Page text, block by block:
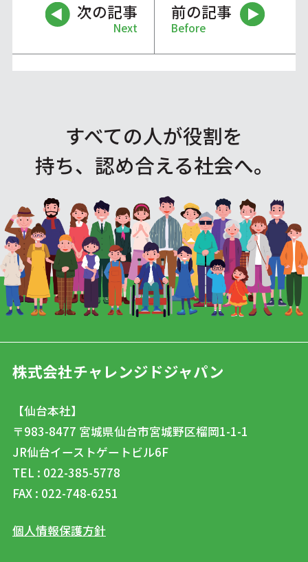
次の記事
Next
前の記事
Before
すべての人が役割を
持ち、認め合える社会へ。
株式会社チャレンジドジャパン
【仙台本社】
〒983-8477 宮城県仙台市宮城野区榴岡1-1-1
JR仙台イーストゲートビル6F
TEL : 022-385-5778
FAX : 022-748-6251
個人情報保護方針